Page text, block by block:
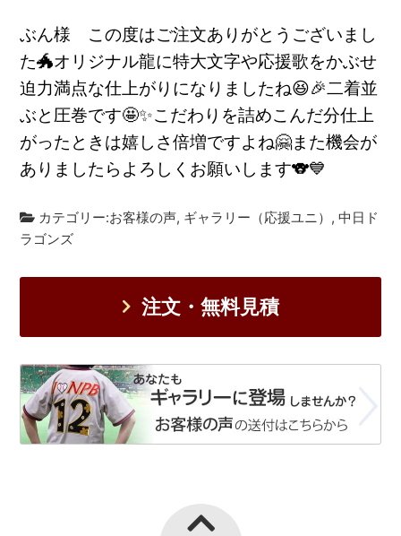
ぶん様 この度はご注文ありがとうございまし
た🐲オリジナル龍に特大文字や応援歌をかぶせ
迫力満点な仕上がりになりましたね😆🎉二着並
ぶと圧巻です🤩✨こだわりを詰めこんだ分仕上
がったときは嬉しさ倍増ですよね🤗また機会が
ありましたらよろしくお願いします🐨💙
カテゴリー:お客様の声, ギャラリー（応援ユニ） ,中日ド
ラゴンズ
注文・無料見積